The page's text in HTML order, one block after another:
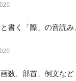
書く「際」の音読
画数、部首、例文など